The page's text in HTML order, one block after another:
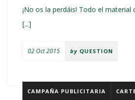
¡No os la perdáis! Todo el material
[...]
02 Oct 2015 by QUESTION
CAMPAÑA PUBLICITARIA